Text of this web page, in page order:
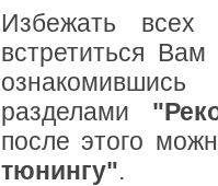
Избежать всех
встретиться
разделами
после этого
тюнингу".